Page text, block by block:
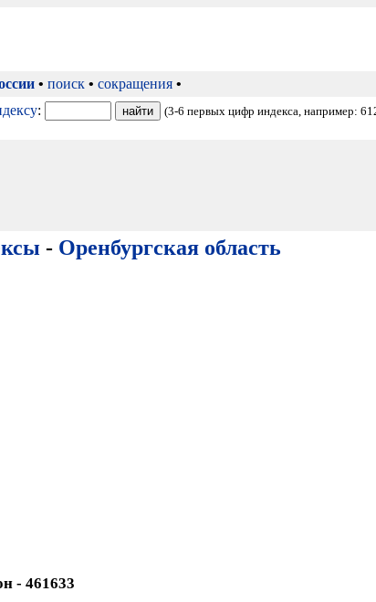
• поиск • сокращения •
: (3-6 первых цифр индекса, например:
- Оренбургская область
- 461633